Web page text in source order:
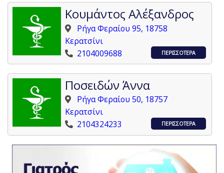
Κουμάντος Αλέξανδρος
Ρήγα Φεραίου 95, 18758
Κερατσίνι
2104009688
ΠΕΡΙΣΣΟΤΕΡΑ
Ποσειδών Άννα
Ρήγα Φεραίου 50, 18757
Κερατσίνι
2104324233
ΠΕΡΙΣΣΟΤΕΡΑ